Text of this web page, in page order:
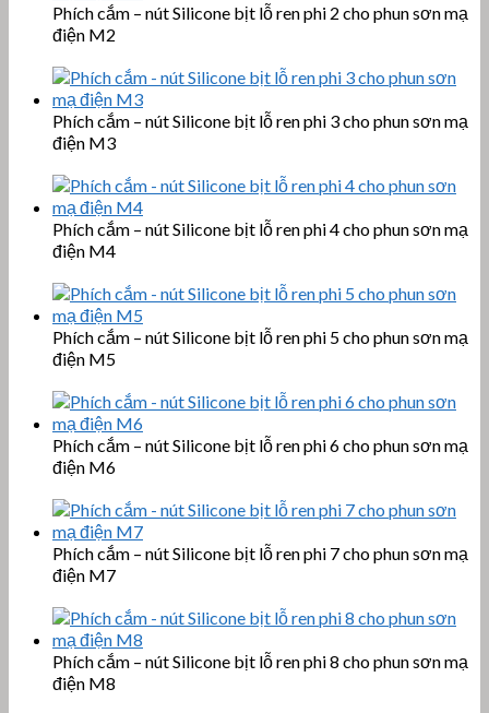
Phích cắm – nút Silicone bịt lỗ ren phi 2 cho phun sơn mạ
điện M2
Phích cắm – nút Silicone bịt lỗ ren phi 3 cho phun sơn mạ
điện M3
Phích cắm – nút Silicone bịt lỗ ren phi 4 cho phun sơn mạ
điện M4
Phích cắm – nút Silicone bịt lỗ ren phi 5 cho phun sơn mạ
điện M5
Phích cắm – nút Silicone bịt lỗ ren phi 6 cho phun sơn mạ
điện M6
Phích cắm – nút Silicone bịt lỗ ren phi 7 cho phun sơn mạ
điện M7
Phích cắm – nút Silicone bịt lỗ ren phi 8 cho phun sơn mạ
điện M8